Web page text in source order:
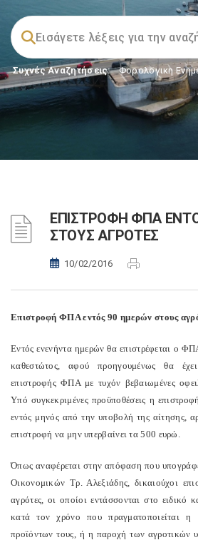
Συχνές Αναζητήσεις: Φορολογικη
ΕΠΙΣΤΡΟΦΗ ΦΠΑ
ΣΤΟΥΣ ΑΓΡΟΤΕΣ
10/02/2016
Επιστροφή ΦΠΑ εντός 90 ημερών στους
Εντός ενενήντα ημερών θα επιστρέφεται ο
καθεστώτος, αφού προηγουμένως θα
επιστροφής ΦΠΑ με τυχόν βεβαιωμένες
Υπό συγκεκριμένες προϋποθέσεις η
εντός μηνός από την υποβολή της αίτησης,
επιστροφή να μην υπερβαίνει τα 500 ευρώ.
Όπως αναφέρεται στην απόφαση που
Οικονομικών Τρ. Αλεξιάδης, δικαιούχοι
αγρότες, οι οποίοι εντάσσονται στο
κατά τον χρόνο που πραγματοποιείται
προϊόντων τους, ή η παροχή των αγροτικών